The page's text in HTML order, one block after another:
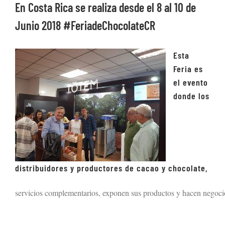
En Costa Rica se realiza desde el 8 al 10 de
Junio 2018 #FeriadeChocolateCR
Esta
Feria es
el evento
donde los
distribuidores y productores de cacao y chocolate,
servicios complementarios, exponen sus productos y hacen